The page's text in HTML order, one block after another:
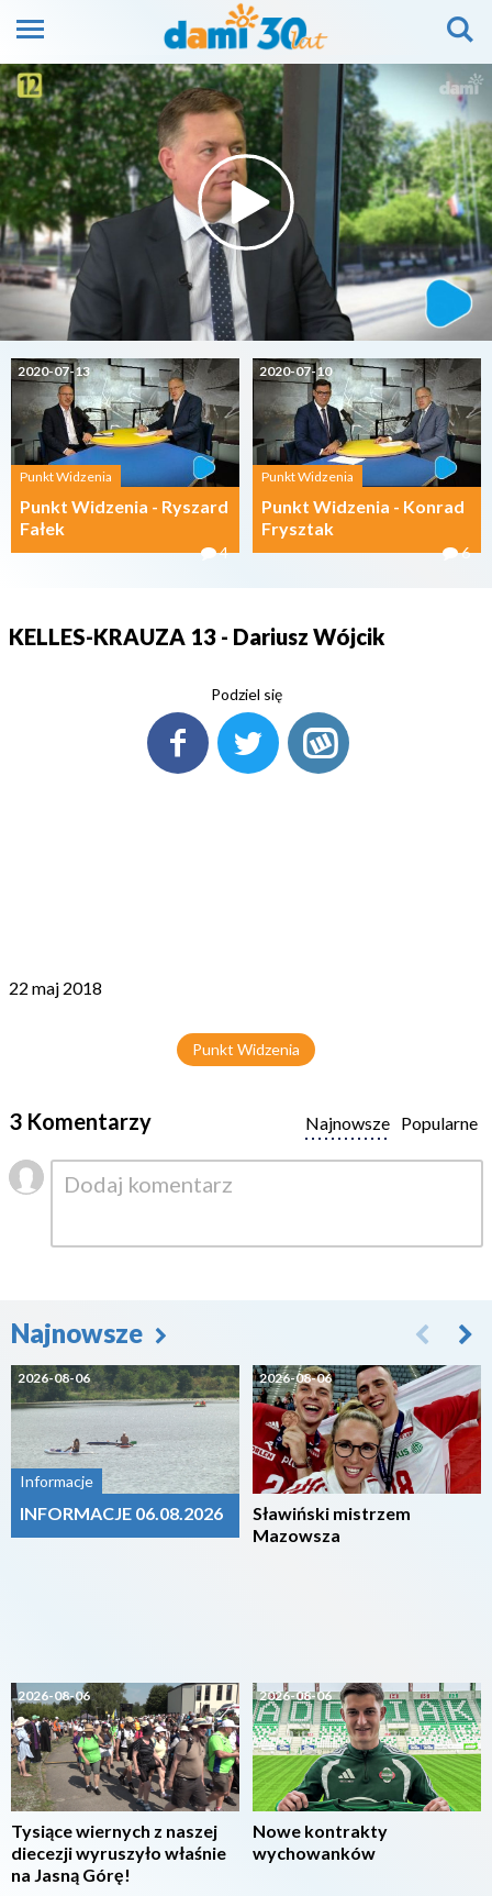
2020-07-13
Punkt Widzenia
Punkt Widzenia - Ryszard
Fałek
4
2020-07-10
Punkt Widzenia
Punkt Widzenia - Konrad
Frysztak
6
KELLES-KRAUZA 13 - Dariusz Wójcik
Podziel się
22 maj 2018
Punkt Widzenia
3 Komentarzy Popularne
Najnowsze
Najnowsze
2026-08-06
Informacje
INFORMACJE 06.08.2026
2026-08-06
Tysiące wiernych z naszej
diecezji wyruszyło właśnie
na Jasną Górę!
2026-08-06
Sławiński mistrzem
Mazowsza
2026-08-06
Nowe kontrakty
wychowanków